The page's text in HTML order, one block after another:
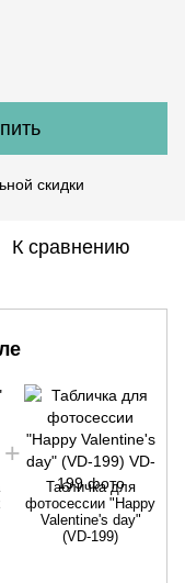
скидки
К сравнению
Табличка для
фотосессии "Happy
Valentine's day"
(VD-199)